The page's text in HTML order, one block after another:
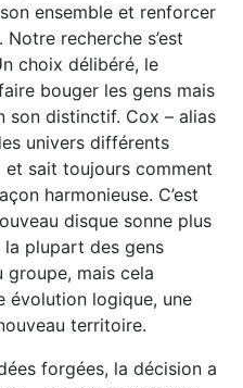
ensemble et renforcer
recherche s’est
choix délibéré, le
bouger les gens mais
son distinctif. Cox – alias
univers différents
sait toujours comment
harmonieuse. C’est
disque sonne plus
plupart des gens
groupe, mais cela
évolution logique, une
territoire.
forgées, la décision a